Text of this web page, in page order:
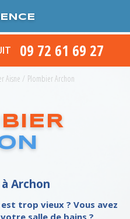
09 72 61 69 27
Aisne / Plombier Archon
Archon
trop vieux ? Vous avez
salle de bains ?